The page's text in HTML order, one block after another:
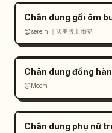
Chân dung gối ôm
@serein ｜买美股上币安
Chân dung đồng
@Meem